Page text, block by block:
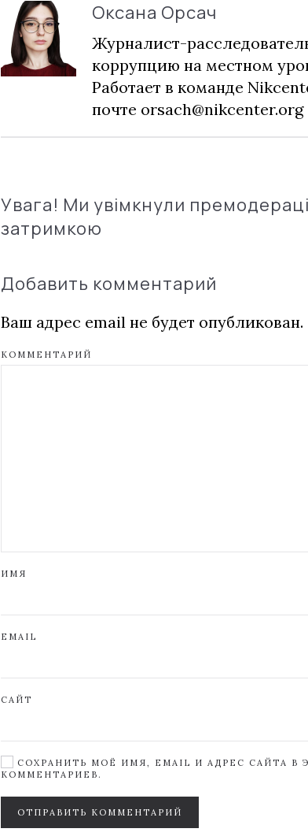
Оксана Орсач
Журналист-
коррупцию на местном
Работает в команде
почте orsach@nikcenter.org
Увага! Ми увімкнули
затримкою
Добавить комментарий
Ваш адрес email не будет опубликован.
КОММЕНТАРИЙ
ИМЯ
EMAIL
САЙТ
СОХРАНИТЬ МОЁ ИМЯ, EMAIL И АДРЕС САЙТА
КОММЕНТАРИЕВ.
ОТПРАВИТЬ КОММЕНТАРИЙ